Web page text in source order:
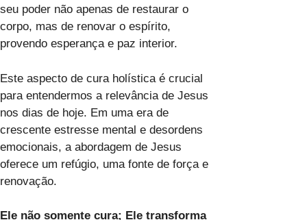
seu poder não apenas de restaurar o
corpo, mas de renovar o espírito,
provendo esperança e paz interior.
Este aspecto de cura holística é crucial
para entendermos a relevância de Jesus
nos dias de hoje. Em uma era de
crescente estresse mental e desordens
emocionais, a abordagem de Jesus
oferece um refúgio, uma fonte de força e
renovação.
Ele não somente cura; Ele transforma